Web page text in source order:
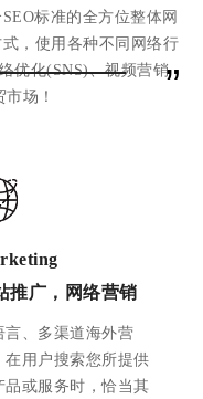
标准的全方位整体网
，使用各种不同网络行
优化(SNS)、视频营销
场！
”
推广，网络营销
言、多渠道海外营
在用户搜索您所提供
品或服务时，恰当其